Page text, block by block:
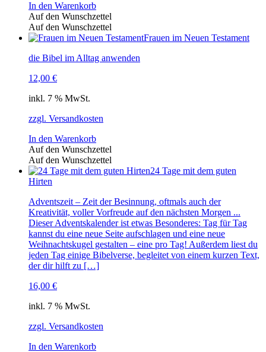
In den Warenkorb
Auf den Wunschzettel
Auf den Wunschzettel
Frauen im Neuen Testament
die Bibel im Alltag anwenden
12,00 €
inkl. 7 % MwSt.
zzgl. Versandkosten
In den Warenkorb
Auf den Wunschzettel
Auf den Wunschzettel
24 Tage mit dem guten
Hirten
Adventszeit – Zeit der Besinnung, oftmals auch der
Kreativität, voller Vorfreude auf den nächsten Morgen ...
Dieser Adventskalender ist etwas Besonderes: Tag für Tag
kannst du eine neue Seite aufschlagen und eine neue
Weihnachtskugel gestalten – eine pro Tag! Außerdem liest du
jeden Tag einige Bibelverse, begleitet von einem kurzen Text,
der dir hilft zu […]
16,00 €
inkl. 7 % MwSt.
zzgl. Versandkosten
In den Warenkorb